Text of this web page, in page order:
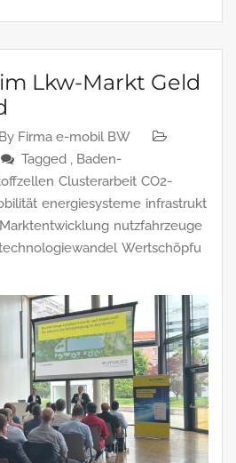
Lkw-Markt Geld
By Firma e-mobil BW
Tagged , Baden-
Clusterarbeit CO2-
energiesysteme infrastrukt
Marktentwicklung nutzfahrzeuge
Wertschöpfu